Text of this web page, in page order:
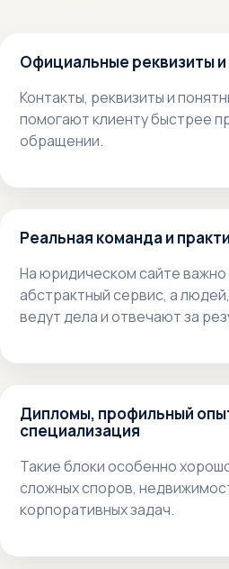
Официальные реквизиты
Контакты, реквизиты и
помогают клиенту быстрее
обращении.
Реальная команда и
На юридическом сайте важно
абстрактный сервис, а
ведут дела и отвечают за
Дипломы, профильный
специализация
Такие блоки особенно
сложных споров,
корпоративных задач.